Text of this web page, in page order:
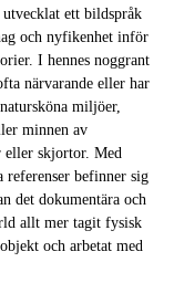
utvecklat ett bildspråk
och nyfikenhet inför
I hennes noggrant
närvarande eller har
miljöer,
minnen av
eller skjortor. Med
referenser befinner sig
det dokumentära och
allt mer tagit fysisk
och arbetat med